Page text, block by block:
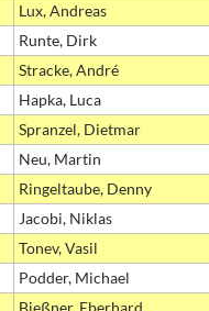
Lux, Andreas
Runte, Dirk
Stracke, André
Hapka, Luca
Spranzel, Dietmar
Neu, Martin
Ringeltaube, Denny
Jacobi, Niklas
Tonev, Vasil
Podder, Michael
Bießner, Eberhard